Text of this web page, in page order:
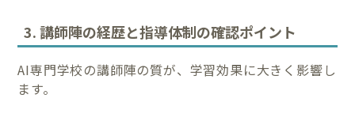
3. 講師陣の経歴と指導体制の確認ポイント
AI専門学校の講師陣の質が、学習効果に大きく影響し
ます。